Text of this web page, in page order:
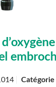
Catégorie